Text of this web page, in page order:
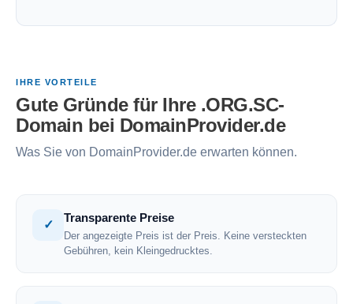
IHRE VORTEILE
Gute Gründe für Ihre .ORG.SC-
Domain bei DomainProvider.de
Was Sie von DomainProvider.de erwarten können.
✓
Transparente Preise
Der angezeigte Preis ist der Preis. Keine versteckten
Gebühren, kein Kleingedrucktes.